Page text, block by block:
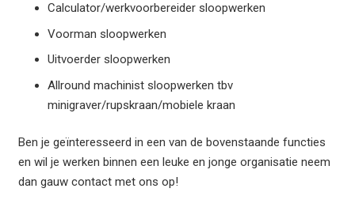
Calculator/werkvoorbereider sloopwerken
Voorman sloopwerken
Uitvoerder sloopwerken
Allround machinist sloopwerken tbv
minigraver/rupskraan/mobiele kraan
Ben je geïnteresseerd in een van de bovenstaande functies
en wil je werken binnen een leuke en jonge organisatie neem
dan gauw contact met ons op!